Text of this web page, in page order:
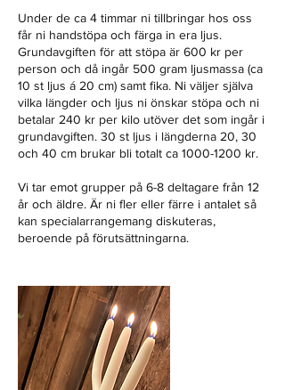
Under de ca 4 timmar ni tillbringar hos oss
får ni handstöpa och färga in era ljus.
Grundavgiften för att stöpa är 600 kr per
person och då ingår 500 gram ljusmassa (ca
10 st ljus á 20 cm) samt fika. Ni väljer själva
vilka längder och ljus ni önskar stöpa och ni
betalar 240 kr per kilo utöver det som ingår i
grundavgiften. 30 st ljus i längderna 20, 30
och 40 cm brukar bli totalt ca 1000-1200 kr.
Vi tar emot grupper på 6-8 deltagare från 12
år och äldre. Är ni fler eller färre i antalet så
kan specialarrangemang diskuteras,
beroende på förutsättningarna.